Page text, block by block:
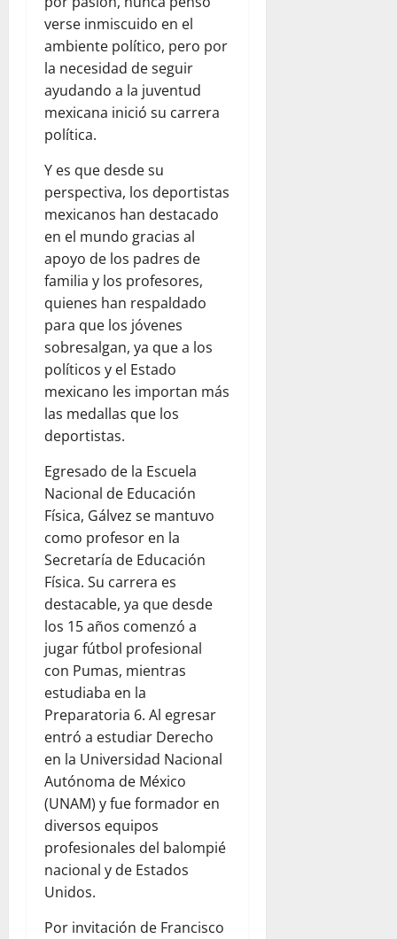
verse inmiscuido en el
ambiente político, pero por
la necesidad de seguir
ayudando a la juventud
mexicana inició su carrera
política.
Y es que desde su
perspectiva, los deportistas
mexicanos han destacado
en el mundo gracias al
apoyo de los padres de
familia y los profesores,
quienes han respaldado
para que los jóvenes
sobresalgan, ya que a los
políticos y el Estado
mexicano les importan más
las medallas que los
deportistas.
Egresado de la Escuela
Nacional de Educación
Física, Gálvez se mantuvo
como profesor en la
Secretaría de Educación
Física. Su carrera es
destacable, ya que desde
los 15 años comenzó a
jugar fútbol profesional
con Pumas, mientras
estudiaba en la
Preparatoria 6. Al egresar
entró a estudiar Derecho
en la Universidad Nacional
Autónoma de México
(UNAM) y fue formador en
diversos equipos
profesionales del balompié
nacional y de Estados
Unidos.
Por invitación de Francisco